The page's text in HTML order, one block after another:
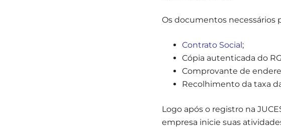
Os documentos necessários
Contrato Social;
Cópia autenticada do
Comprovante de
Recolhimento da taxa
Logo após o registro na
empresa inicie suas